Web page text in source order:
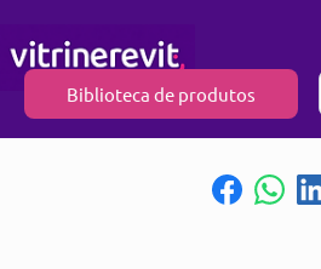
Biblioteca de produtos